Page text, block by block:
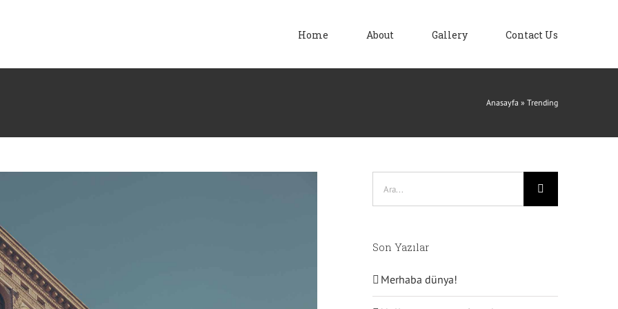
Home About Gallery Contact Us
Anasayfa » Trending
Son Yazılar
Merhaba dünya!